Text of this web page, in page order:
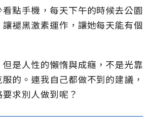
點手機，每天下午的時候去公園
褪黑激素運作，讓她每天能有個
是人性的懶惰與成癮，不是光靠
的。連我自己都做不到的建議，
求別人做到呢？